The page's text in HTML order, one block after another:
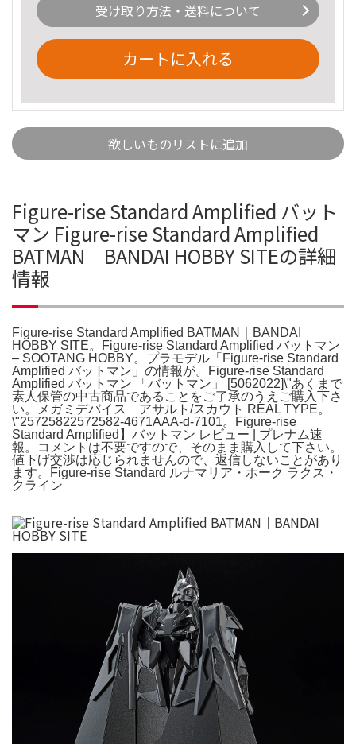
受け取り方法・送料について
カートに入れる
欲しいものリストに追加
Figure-rise Standard Amplified バット
マン Figure-rise Standard Amplified
BATMAN｜BANDAI HOBBY SITEの詳細
情報
Figure-rise Standard Amplified BATMAN｜BANDAI
HOBBY SITE。Figure-rise Standard Amplified バットマン
– SOOTANG HOBBY。プラモデル「Figure-rise Standard
Amplified バットマン」の情報が。Figure-rise Standard
Amplified バットマン 「バットマン」 [5062022]\"あくまで
素人保管の中古商品であることをご了承のうえご購入下さ
い。メガミデバイス アサルト/スカウト REAL TYPE。
\"25725822572582-4671AAA-d-7101。Figure-rise
Standard Amplified】バットマン レビュー | プレナム速
報。コメントは不要ですので、そのまま購入して下さい。
値下げ交渉は応じられませんので、返信しないことがあり
ます。Figure-rise Standard ルナマリア・ホーク ラクス・
クライン